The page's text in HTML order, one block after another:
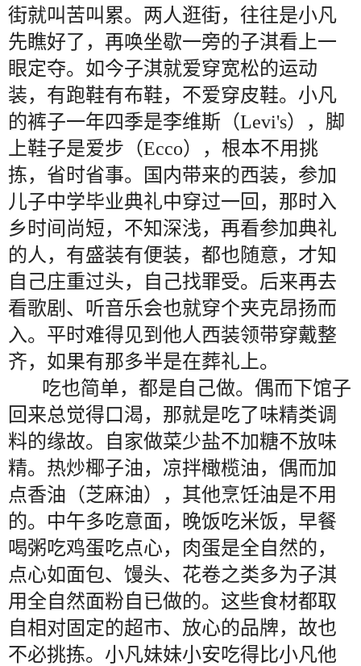
街就叫苦叫累。两人逛街，往往是小凡
先瞧好了，再唤坐歇一旁的子淇看上一
眼定夺。如今子淇就爱穿宽松的运动
装，有跑鞋有布鞋，不爱穿皮鞋。小凡
的裤子一年四季是李维斯（Levi's），脚
上鞋子是爱步（Ecco），根本不用挑
拣，省时省事。国内带来的西装，参加
儿子中学毕业典礼中穿过一回，那时入
乡时间尚短，不知深浅，再看参加典礼
的人，有盛装有便装，都也随意，才知
自己庄重过头，自己找罪受。后来再去
看歌剧、听音乐会也就穿个夹克昂扬而
入。平时难得见到他人西装领带穿戴整
齐，如果有那多半是在葬礼上。
吃也简单，都是自己做。偶而下馆子
回来总觉得口渴，那就是吃了味精类调
料的缘故。自家做菜少盐不加糖不放味
精。热炒椰子油，凉拌橄榄油，偶而加
点香油（芝麻油），其他烹饪油是不用
的。中午多吃意面，晚饭吃米饭，早餐
喝粥吃鸡蛋吃点心，肉蛋是全自然的，
点心如面包、馒头、花卷之类多为子淇
用全自然面粉自已做的。这些食材都取
自相对固定的超市、放心的品牌，故也
不必挑拣。小凡妹妹小安吃得比小凡他